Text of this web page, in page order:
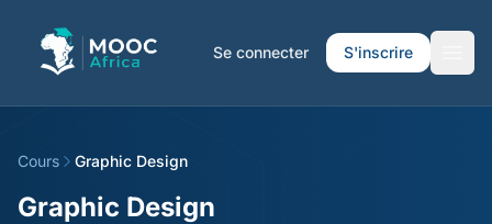
Se connecter S'inscrire
Cours Graphic Design
Graphic Design